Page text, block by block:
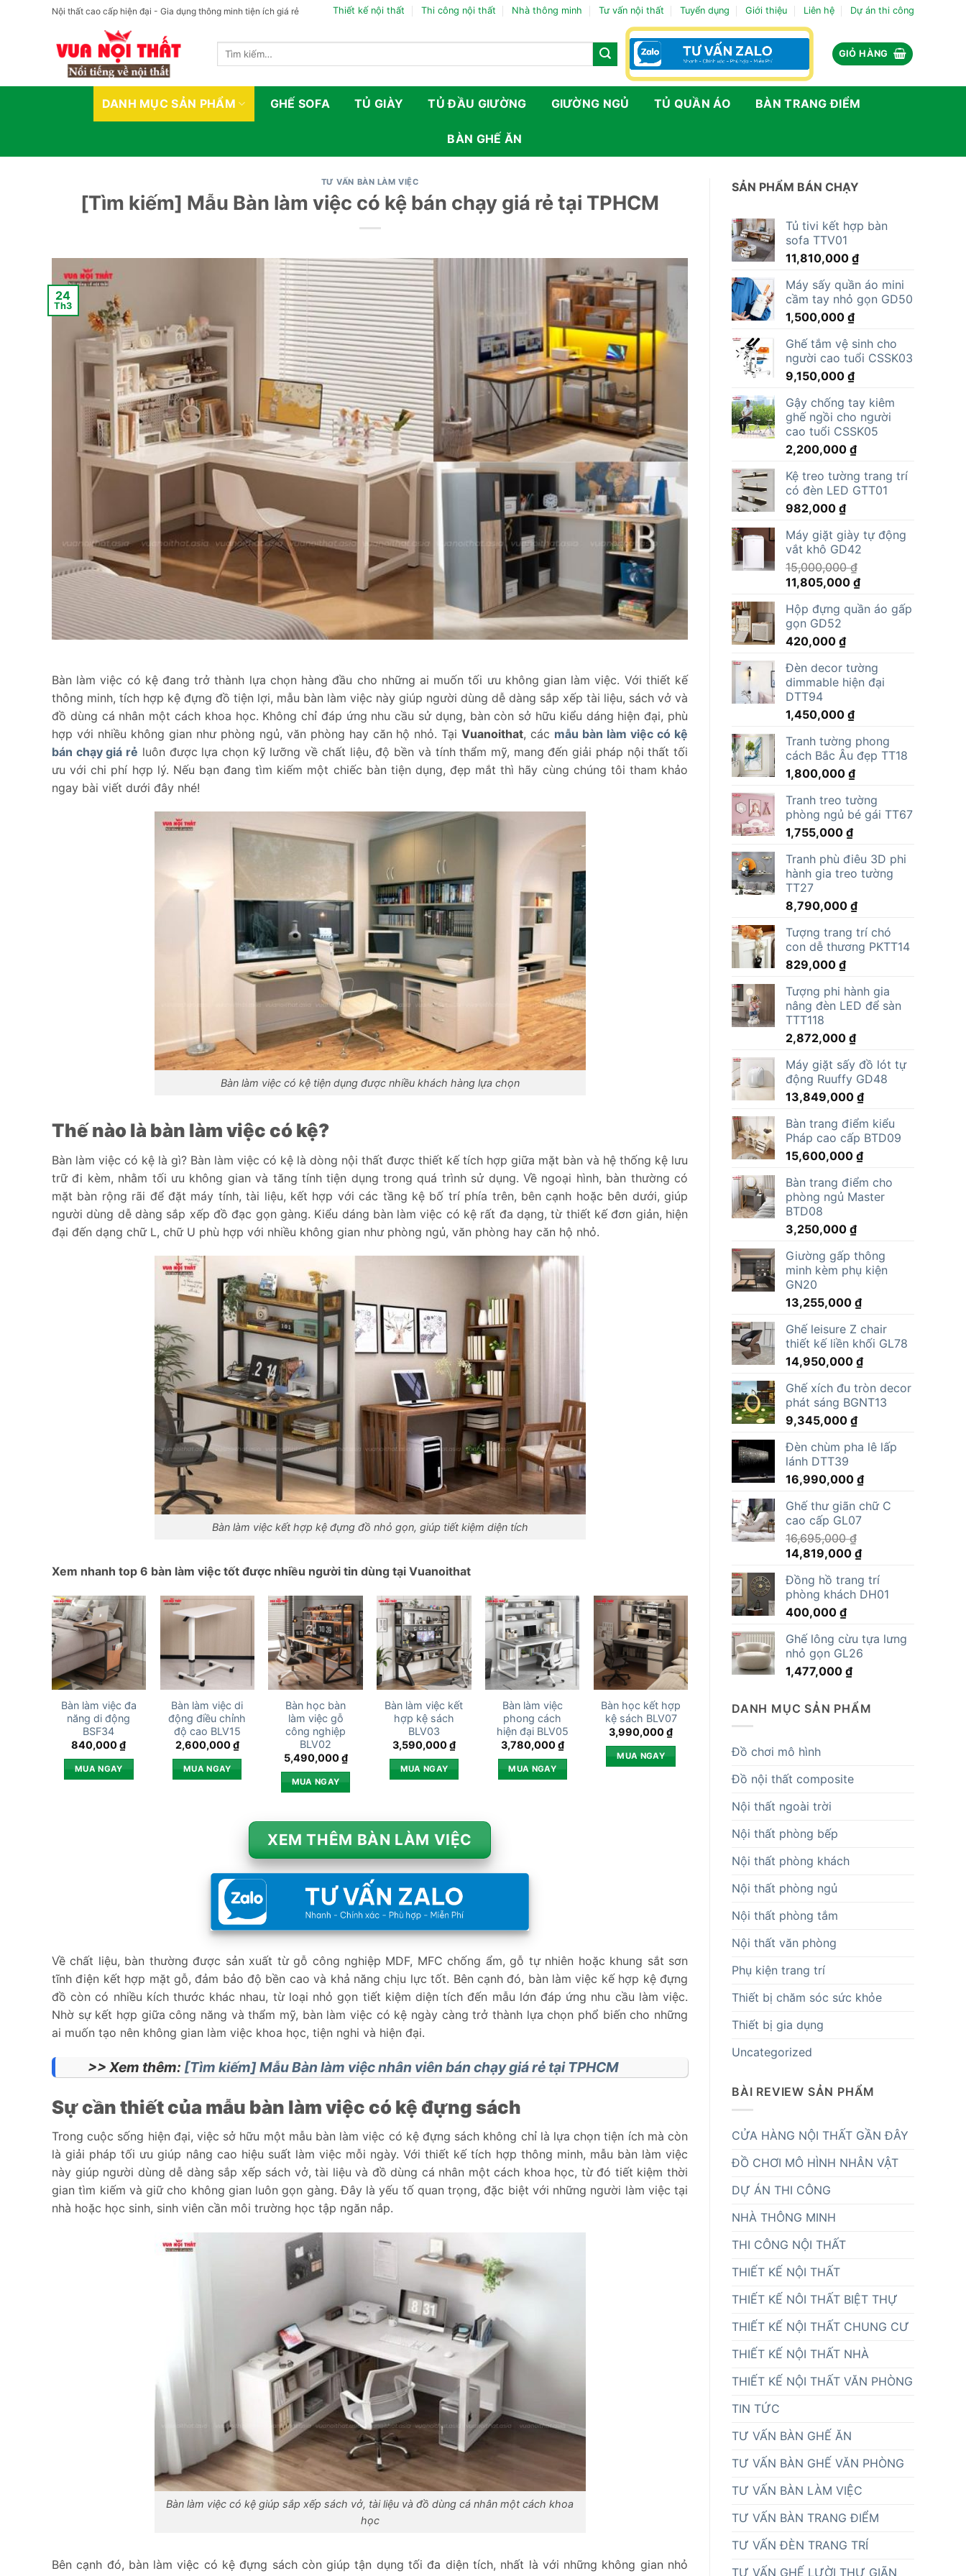
Nội thất cao cấp hiện đại - Gia dụng thông minh tiện ích giá rẻ Thiết kế nội thất Thi công nội thất Nhà thông minh Tư vấn nội thất Tuyển dụng Giới thiệu Liên hệ Dự án thi công
Tìm
GIỎ HÀNG
DANH MỤC SẢN PHẨM GHẾ SOFA TỦ GIÀY TỦ ĐẦU GIƯỜNG GIƯỜNG NGỦ TỦ QUẦN ÁO BÀN TRANG ĐIỂM
BÀN GHẾ ĂN
TƯ VẤN BÀN LÀM VIỆC
[Tìm kiếm] Mẫu Bàn làm việc có kệ bán chạy giá rẻ tại TPHCM
24
Th3
Bàn làm việc có kệ đang trở thành lựa chọn hàng đầu cho những ai muốn tối ưu không gian làm việc. Với thiết kế
thông minh, tích hợp kệ đựng đồ tiện lợi, mẫu bàn làm việc này giúp người dùng dễ dàng sắp xếp tài liệu, sách vở và
đồ dùng cá nhân một cách khoa học. Không chỉ đáp ứng nhu cầu sử dụng, bàn còn sở hữu kiểu dáng hiện đại, phù
hợp với nhiều không gian như phòng ngủ, văn phòng hay căn hộ nhỏ. TạiVuanoithat, các mẫu bàn làm việc có kệ
bán chạy giá rẻ luôn được lựa chọn kỹ lưỡng về chất liệu, độ bền và tính thẩm mỹ, mang đến giải pháp nội thất tối
ưu với chi phí hợp lý. Nếu bạn đang tìm kiếm một chiếc bàn tiện dụng, đẹp mắt thì hãy cùng chúng tôi tham khảo
ngay bài viết dưới đây nhé!
Bàn làm việc có kệ tiện dụng được nhiều khách hàng lựa chọn
Thế nào là bàn làm việc có kệ?
Bàn làm việc có kệ là gì? Bàn làm việc có kệ là dòng nội thất được thiết kế tích hợp giữa mặt bàn và hệ thống kệ lưu
trữ đi kèm, nhằm tối ưu không gian và tăng tính tiện dụng trong quá trình sử dụng. Về ngoại hình, bàn thường có
mặt bàn rộng rãi để đặt máy tính, tài liệu, kết hợp với các tầng kệ bố trí phía trên, bên cạnh hoặc bên dưới, giúp
người dùng dễ dàng sắp xếp đồ đạc gọn gàng. Kiểu dáng bàn làm việc có kệ rất đa dạng, từ thiết kế đơn giản, hiện
đại đến dạng chữ L, chữ U phù hợp với nhiều không gian như phòng ngủ, văn phòng hay căn hộ nhỏ.
Bàn làm việc kết hợp kệ đựng đồ nhỏ gọn, giúp tiết kiệm diện tích
Xem nhanh top 6 bàn làm việc tốt được nhiều người tin dùng tại Vuanoithat
Bàn làm việc đa
năng di động
BSF34
840,000₫
MUA NGAY
Bàn làm việc di
động điều chỉnh
độ cao BLV15
2,600,000₫
MUA NGAY
Bàn học bàn
làm việc gỗ
công nghiệp
BLV02
5,490,000₫
MUA NGAY
Bàn làm việc kết
hợp kệ sách
BLV03
3,590,000₫
MUA NGAY
Bàn làm việc
phong cách
hiện đại BLV05
3,780,000₫
MUA NGAY
Bàn học kết hợp
kệ sách BLV07
3,990,000₫
MUA NGAY
XEM THÊM BÀN LÀM VIỆC
Về chất liệu, bàn thường được sản xuất từ gỗ công nghiệp MDF, MFC chống ẩm, gỗ tự nhiên hoặc khung sắt sơn
tĩnh điện kết hợp mặt gỗ, đảm bảo độ bền cao và khả năng chịu lực tốt. Bên cạnh đó, bàn làm việc kế hợp kệ đựng
đồ còn có nhiều kích thước khác nhau, từ loại nhỏ gọn tiết kiệm diện tích đến mẫu lớn đáp ứng nhu cầu làm việc.
Nhờ sự kết hợp giữa công năng và thẩm mỹ, bàn làm việc có kệ ngày càng trở thành lựa chọn phổ biến cho những
ai muốn tạo nên không gian làm việc khoa học, tiện nghi và hiện đại.
>> Xem thêm: [Tìm kiếm] Mẫu Bàn làm việc nhân viên bán chạy giá rẻ tại TPHCM
Sự cần thiết của mẫu bàn làm việc có kệ đựng sách
Trong cuộc sống hiện đại, việc sở hữu một mẫu bàn làm việc có kệ đựng sách không chỉ là lựa chọn tiện ích mà còn
là giải pháp tối ưu giúp nâng cao hiệu suất làm việc mỗi ngày. Với thiết kế tích hợp thông minh, mẫu bàn làm việc
này giúp người dùng dễ dàng sắp xếp sách vở, tài liệu và đồ dùng cá nhân một cách khoa học, từ đó tiết kiệm thời
gian tìm kiếm và giữ cho không gian luôn gọn gàng. Đây là yếu tố quan trọng, đặc biệt với những người làm việc tại
nhà hoặc học sinh, sinh viên cần môi trường học tập ngăn nắp.
Bàn làm việc có kệ giúp sắp xếp sách vở, tài liệu và đồ dùng cá nhân một cách khoa
học
Bên cạnh đó, bàn làm việc có kệ đựng sách còn giúp tận dụng tối đa diện tích, nhất là với những không gian nhỏ
SẢN PHẨM BÁN CHẠY
Tủ tivi kết hợp bàn
sofa TTV01
11,810,000 ₫
Máy sấy quần áo mini
cầm tay nhỏ gọn GD50
1,500,000 ₫
Ghế tắm vệ sinh cho
người cao tuổi CSSK03
9,150,000 ₫
Gậy chống tay kiêm
ghế ngồi cho người
cao tuổi CSSK05
2,200,000 ₫
Kệ treo tường trang trí
có đèn LED GTT01
982,000 ₫
Máy giặt giày tự động
vắt khô GD42
15,000,000₫
Giá
là:
15,000,000 ₫.
11,805,000 ₫Giá
tại
Hộp đựng quần áo gấp
gọn GD52
420,000 ₫
Đèn decor tường
dimmable hiện đại
DTT94
1,450,000 ₫
Tranh tường phong
cách Bắc Âu đẹp TT18
1,800,000 ₫
Tranh treo tường
phòng ngủ bé gái TT67
1,755,000 ₫
Tranh phù điêu 3D phi
hành gia treo tường
TT27
8,790,000 ₫
Tượng trang trí chó
con dễ thương PKTT14
829,000 ₫
Tượng phi hành gia
nâng đèn LED để sàn
TTT118
2,872,000 ₫
Máy giặt sấy đồ lót tự
động Ruuffy GD48
13,849,000 ₫
Bàn trang điểm kiểu
Pháp cao cấp BTD09
15,600,000 ₫
Bàn trang điểm cho
phòng ngủ Master
BTD08
3,250,000 ₫
Giường gấp thông
minh kèm phụ kiện
GN20
13,255,000 ₫
Ghế leisure Z chair
thiết kế liền khối GL78
14,950,000 ₫
Ghế xích đu tròn decor
phát sáng BGNT13
9,345,000 ₫
Đèn chùm pha lê lấp
lánh DTT39
16,990,000 ₫
Ghế thư giãn chữ C
cao cấp GL07
16,695,000₫
Giá
là:
16,695,000 ₫.
14,819,000 ₫Giá
tại
là:
Đồng hồ trang trí
phòng khách DH01
400,000 ₫
Ghế lông cừu tựa lưng
nhỏ gọn GL26
1,477,000 ₫
DANH MỤC SẢN PHẨM
Đồ chơi mô hình
Đồ nội thất composite
Nội thất ngoài trời
Nội thất phòng bếp
Nội thất phòng khách
Nội thất phòng ngủ
Nội thất phòng tắm
Nội thất văn phòng
Phụ kiện trang trí
Thiết bị chăm sóc sức khỏe
Thiết bị gia dụng
Uncategorized
BÀI REVIEW SẢN PHẨM
CỬA HÀNG NỘI THẤT GẦN ĐÂY
ĐỒ CHƠI MÔ HÌNH NHÂN VẬT
DỰ ÁN THI CÔNG
NHÀ THÔNG MINH
THI CÔNG NỘI THẤT
THIẾT KẾ NỘI THẤT
THIẾT KẾ NÔI THẤT BIỆT THỰ
THIẾT KẾ NỘI THẤT CHUNG CƯ
THIẾT KẾ NỘI THẤT NHÀ
THIẾT KẾ NỘI THẤT VĂN PHÒNG
TIN TỨC
TƯ VẤN BÀN GHẾ ĂN
TƯ VẤN BÀN GHẾ VĂN PHÒNG
TƯ VẤN BÀN LÀM VIỆC
TƯ VẤN BÀN TRANG ĐIỂM
TƯ VẤN ĐÈN TRANG TRÍ
TƯ VẤN GHẾ LƯỜI THƯ GIÃN